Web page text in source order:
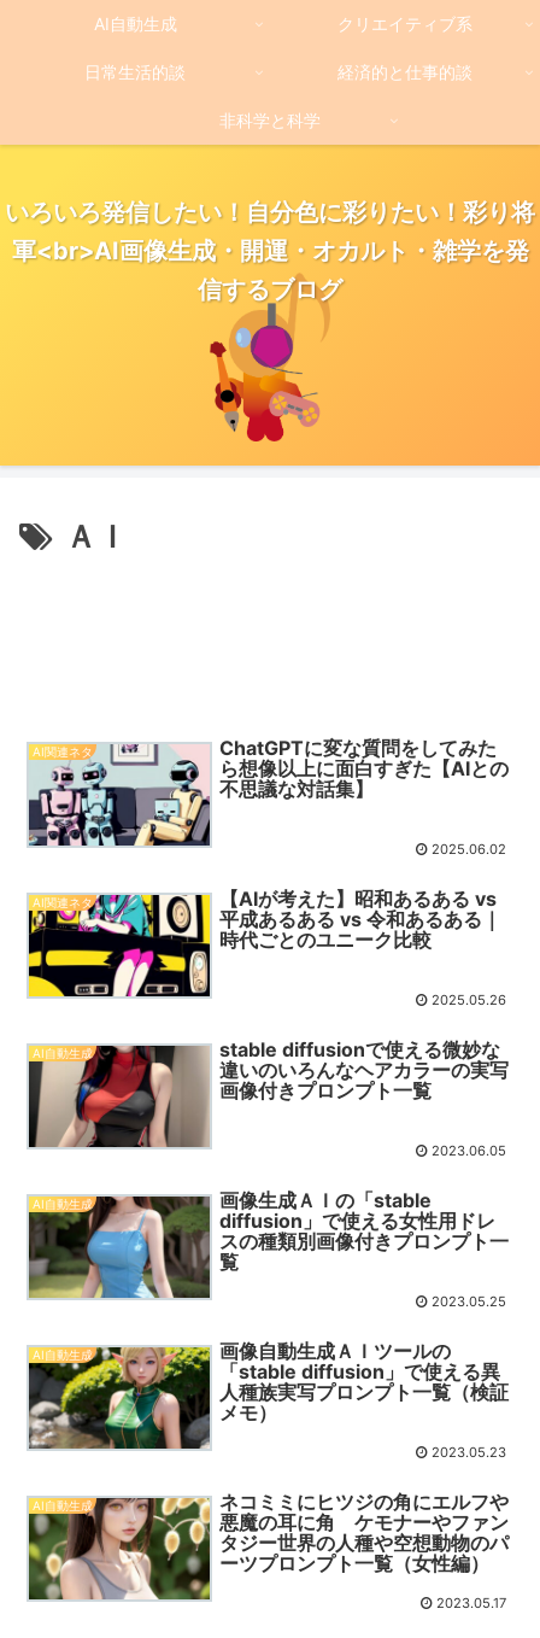
いろいろ発信したい！自分色に彩りたい！彩り将
軍<br>AI画像生成・開運・オカルト・雑学を発
信するブログ
AI自動生成 クリエイティブ系
日常生活的談 経済的と仕事的談
非科学と科学
ＡＩ
AI関連ネタ
ChatGPTに変な質問をしてみた
ら想像以上に面白すぎた【AIとの
不思議な対話集】
2025.06.02
AI関連ネタ
【AIが考えた】昭和あるある vs
平成あるある vs 令和あるある｜
時代ごとのユニーク比較
2025.05.26
AI自動生成
stable diffusionで使える微妙な
違いのいろんなヘアカラーの実写
画像付きプロンプト一覧
2023.06.05
AI自動生成
画像生成ＡＩの「stable
diffusion」で使える女性用ドレ
スの種類別画像付きプロンプト一
覧
2023.05.25
AI自動生成
画像自動生成ＡＩツールの
「stable diffusion」で使える異
人種族実写プロンプト一覧（検証
メモ）
2023.05.23
AI自動生成
ネコミミにヒツジの角にエルフや
悪魔の耳に角 ケモナーやファン
タジー世界の人種や空想動物のパ
ーツプロンプト一覧（女性編）
2023.05.17